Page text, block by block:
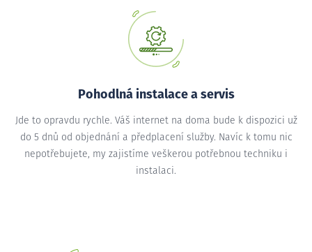
Pohodlná instalace a servis
Jde to opravdu rychle. Váš internet na doma bude k dispozici už
do 5 dnů od objednání a předplacení služby. Navíc k tomu nic
nepotřebujete, my zajistíme veškerou potřebnou techniku i
instalaci.